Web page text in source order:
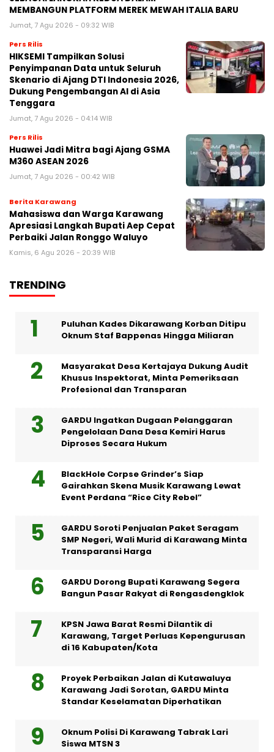
MEMBANGUN PLATFORM MEREK MEWAH ITALIA BARU
Jumat, 7 Agu 2026 - 09:32 WIB
Pers Rilis
HIKSEMI Tampilkan Solusi
Penyimpanan Data untuk Seluruh
Skenario di Ajang DTI Indonesia 2026,
Dukung Pengembangan AI di Asia
Tenggara
Jumat, 7 Agu 2026 - 04:14 WIB
Pers Rilis
Huawei Jadi Mitra bagi Ajang GSMA
M360 ASEAN 2026
Jumat, 7 Agu 2026 - 00:42 WIB
Berita Karawang
Mahasiswa dan Warga Karawang
Apresiasi Langkah Bupati Aep Cepat
Perbaiki Jalan Ronggo Waluyo
Kamis, 6 Agu 2026 - 20:39 WIB
TRENDING
Puluhan Kades Dikarawang Korban Ditipu
Oknum Staf Bappenas Hingga Miliaran
Masyarakat Desa Kertajaya Dukung Audit
Khusus Inspektorat, Minta Pemeriksaan
Profesional dan Transparan
GARDU Ingatkan Dugaan Pelanggaran
Pengelolaan Dana Desa Kemiri Harus
Diproses Secara Hukum
BlackHole Corpse Grinder’s Siap
Gairahkan Skena Musik Karawang Lewat
Event Perdana “Rice City Rebel”
GARDU Soroti Penjualan Paket Seragam
SMP Negeri, Wali Murid di Karawang Minta
Transparansi Harga
GARDU Dorong Bupati Karawang Segera
Bangun Pasar Rakyat di Rengasdengklok
KPSN Jawa Barat Resmi Dilantik di
Karawang, Target Perluas Kepengurusan
di 16 Kabupaten/Kota
Proyek Perbaikan Jalan di Kutawaluya
Karawang Jadi Sorotan, GARDU Minta
Standar Keselamatan Diperhatikan
Oknum Polisi Di Karawang Tabrak Lari
Siswa MTSN 3